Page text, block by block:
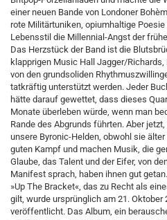
einer neuen Bande von Londoner
rote Militärtuniken, opiumhaltige Poesie
Lebensstil die Millennial-Angst der
Das Herzstück der Band ist die
klapprigen Music Hall Jagger/Richards,
von den grundsoliden
tatkräftig unterstützt werden. Jeder
hätte darauf gewettet, dass dieses
Monate überleben würde, wenn man
Rande des Abgrunds führten. Aber
unsere Byronic-Helden, obwohl sie
guten Kampf und machen Musik, die
Glaube, das Talent und der Eifer, von
Manifest sprach, haben ihnen gut getan.
»Up The Bracket«, das zu Recht als
gilt, wurde ursprünglich am 21. Oktober
veröffentlicht. Das Album, ein